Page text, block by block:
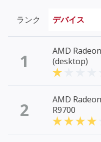
ランク デバイス
1
AMD
(desktop)
2
AMD
R9700